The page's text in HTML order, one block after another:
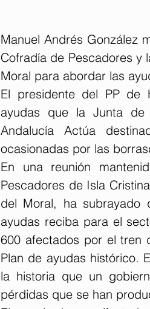
Manuel Andrés González
Cofradía de Pescadores y
Moral para abordar las
El presidente del PP de
ayudas que la Junta
Andalucía Actúa
ocasionadas por las
En una reunión
Pescadores de Isla
del Moral, ha subrayado
ayudas reciba para el
600 afectados por el tren
Plan de ayudas histórico.
la historia que un
pérdidas que se han